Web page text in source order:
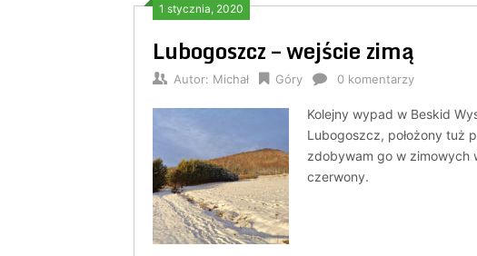
1 stycznia, 2020
Lubogoszcz – wejście zimą
Autor: Michał Góry 0 komentarzy
Kolejny wypad w Beskid
Lubogoszcz, położony tuż
zdobywam go w zimowych
czerwony.